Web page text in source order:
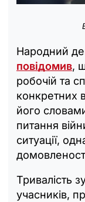
Народний
повідомив,
робочій та
конкретних
його
питання
ситуації,
Тривалість
учасників,